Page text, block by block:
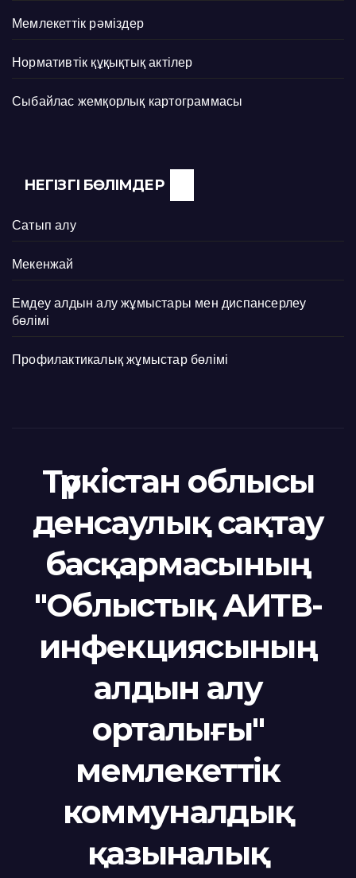
Мемлекеттік рәміздер
Нормативтік құқықтық актілер
Сыбайлас жемқорлық картограммасы
НЕГІЗГІ БӨЛІМДЕР
Сатып алу
Мекенжай
Емдеу алдын алу жұмыстары мен диспансерлеу
бөлімі
Профилактикалық жұмыстар бөлімі
Түркістан облысы
денсаулық сақтау
басқармасының
"Облыстық АИТВ-
инфекциясының
алдын алу
орталығы"
мемлекеттік
коммуналдық
қазыналық